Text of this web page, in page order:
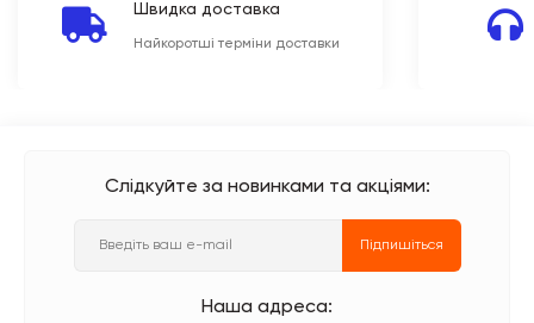
Швидка доставка
Найкоротші терміни доставки
Слідкуйте за новинками та акціями:
Підпишіться
Наша адреса: